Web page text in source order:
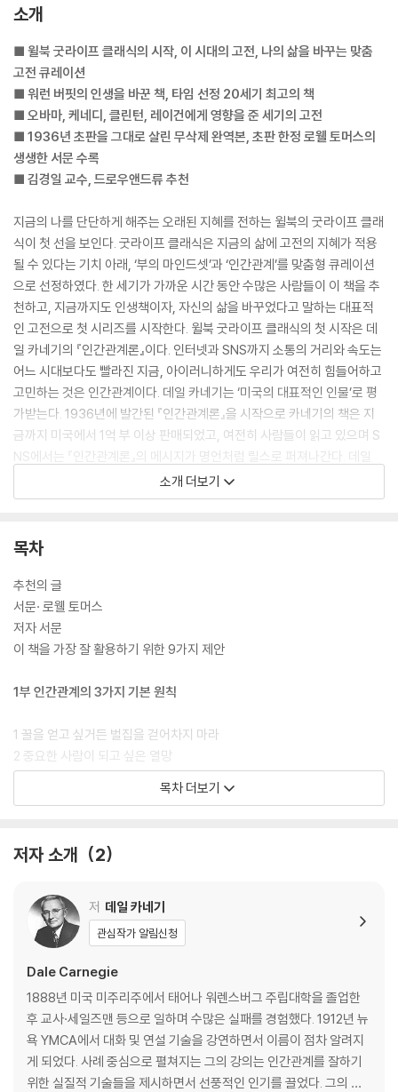
소개
■ 윌북 굿라이프 클래식의 시작, 이 시대의 고전, 나의 삶을 바꾸는 맞춤
고전 큐레이션
■ 워런 버핏의 인생을 바꾼 책, 타임 선정 20세기 최고의 책
■ 오바마, 케네디, 클린턴, 레이건에게 영향을 준 세기의 고전
■ 1936년 초판을 그대로 살린 무삭제 완역본, 초판 한정 로웰 토머스의
생생한 서문 수록
■ 김경일 교수, 드로우앤드류 추천
지금의 나를 단단하게 해주는 오래된 지혜를 전하는 윌북의 굿라이프 클래
식이 첫 선을 보인다. 굿라이프 클래식은 지금의 삶에 고전의 지혜가 적용
될 수 있다는 기치 아래, ‘부의 마인드셋’과 ‘인간관계’를 맞춤형 큐레이션
으로 선정하였다. 한 세기가 가까운 시간 동안 수많은 사람들이 이 책을 추
천하고, 지금까지도 인생책이자, 자신의 삶을 바꾸었다고 말하는 대표적
인 고전으로 첫 시리즈를 시작한다. 윌북 굿라이프 클래식의 첫 시작은 데
일 카네기의 『인간관계론』이다. 인터넷과 SNS까지 소통의 거리와 속도는
어느 시대보다도 빨라진 지금, 아이러니하게도 우리가 여전히 힘들어하고
고민하는 것은 인간관계이다. 데일 카네기는 ‘미국의 대표적인 인물’로 평
가받는다. 1936년에 발간된 『인간관계론』을 시작으로 카네기의 책은 지
금까지 미국에서 1억 부 이상 판매되었고, 여전히 사람들이 읽고 있으며 S
NS에서는 『인간관계론』의 메시지가 명언처럼 릴스로 퍼져나간다. 데일
카네기가 약 90년 전에 이야기한 것들이 지금 사람에게도 바이블처럼 여
겨지는 데는 인간관계란 인간의 영원한 난제이며, 이 책이 여전히 그 해답
는 자기계발서’라고 했고 미국의회도서관협회는 ‘미국 역사상 가장 영향력
있는 책’ 가운데 하나라고 했고, 아메리칸 헤리티지는 ‘미국인의 사상을 만
드는 데 기여한 책’이라고 했다. 많은 명사들은 자신의 인생을 바꾸었다고
말한다. 스물한 살의 워런 버핏은 카네기의 강의가 자신의 인생을 바꾸었
사들이 이 책이 자신에게 영향을 주었다고 말했다. 도대체 이 책이 어떤 해
생을 바꾸었다’고 말하는 데는 이 책은 카네기의 말대로 ‘행동을 위한 책’이
기 때문이다. 행동으로 연결되지 못하는 탁상공론의 책이 아니다. 명언으
로 마음에 새기기만 하는 책도 아니다. 사람을 다루는 기술, 사람에게 영향
을 미치는 방법을 인생에 다룰 수 있는 행동 원칙으로 알려준다. 단순히 인
되는 강력한 동기가 되는 셈이다.
추천사를 쓴 인지심리학자 김경일 교수는, 이 책이 인간 본성을 꿰뚫어 행
동의 진정성을 끌어내는 책이기에, 여전히 심리학자들이 이 책을 이야기한
다고 말한다. 90년 전 카네기는 가장 먼저 그 원리를 깨닫고, 실천을 위한
자기계발서를 펴냈던 것이다. 한편, 『인간관계론』을 시작으로 새롭게 시작
되는 윌북 굿라이프 클래식은 새로운 독자와 만나기 위해 감각적인 표지를
선보인다. 그리고 이전 번역서들에서는 삭제되거나 누락된 1936년 초판
수록된 로웰 토머스의 서문을 그대로 실어 그 당시 미국 사회에서 전례 없
던 카네기의 강의 현장과 열광했던 사람들의 모습을 생생하게 전달한다. 1
936년 초판의 원전을 원본 그대로 번역하였고, 원전은 살리되 현대적인
소개 더보기
목차
추천의 글
서문· 로웰 토머스
저자 서문
이 책을 가장 잘 활용하기 위한 9가지 제안
1부 인간관계의 3가지 기본 원칙
1 꿀을 얻고 싶거든 벌집을 걷어차지 마라
2 중요한 사람이 되고 싶은 열망
3 이렇게 하는 이는 세상을 얻는다
1 어디서든 환영받는 법
3 상대의 이름을 기억하라
4 대화를 잘하는 사람이 되는 비결
5 사람의 마음을 얻는 법
6 단번에 상대의 호감을 얻는 법
3부 사람을 설득하는 12가지 원칙
1 논쟁에는 승자가 없다
2 적을 만들지 마라
목차 더보기
저자 소개 2
저 데일 카네기
관심작가 알림신청
Dale Carnegie
1888년 미국 미주리주에서 태어나 워렌스버그 주립대학을 졸업한
후 교사·세일즈맨 등으로 일하며 수많은 실패를 경험했다. 1912년 뉴
욕 YMCA에서 대화 및 연설 기술을 강연하면서 이름이 점차 알려지
게 되었다. 사례 중심으로 펼쳐지는 그의 강의는 인간관계를 잘하기
위한 실질적 기술들을 제시하면서 선풍적인 인기를 끌었다. 그의 강